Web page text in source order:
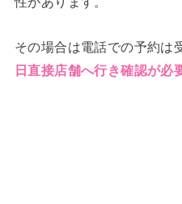
その場合は電話での予約は
日直接店舗へ行き確認が必